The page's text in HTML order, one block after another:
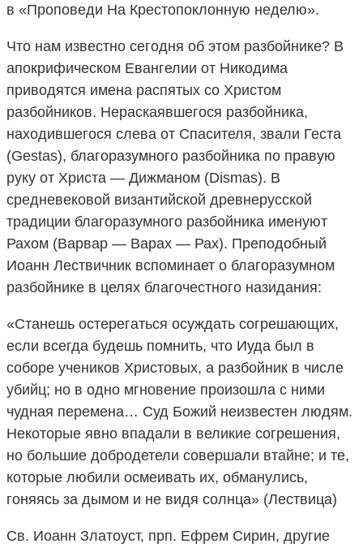
в «Проповеди На Крестопоклонную неделю».
Что нам известно сегодня об этом разбойнике? В
апокрифическом Евангелии от Никодима
приводятся имена распятых со Христом
разбойников. Нераскаявшегося разбойника,
находившегося слева от Спасителя, звали Геста
(Gestas), благоразумного разбойника по правую
руку от Христа — Дижманом (Dismas). В
средневековой византийской древнерусской
традиции благоразумного разбойника именуют
Рахом (Варвар — Варах — Рах). Преподобный
Иоанн Лествичник вспоминает о благоразумном
разбойнике в целях благочестного назидания:
«Станешь остерегаться осуждать согрешающих,
если всегда будешь помнить, что Иуда был в
соборе учеников Христовых, а разбойник в числе
убийц; но в одно мгновение произошла с ними
чудная перемена… Суд Божий неизвестен людям.
Некоторые явно впадали в великие согрешения,
но большие добродетели совершали втайне; и те,
которые любили осмеивать их, обманулись,
гоняясь за дымом и не видя солнца» (Лествица)
Св. Иоанн Златоуст, прп. Ефрем Сирин, другие